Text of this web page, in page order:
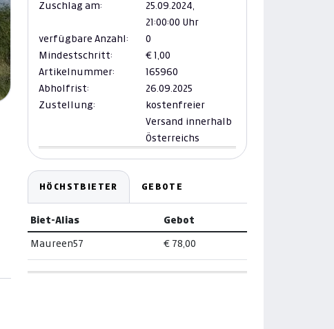
Zuschlag am:
25.09.2024,
21:00:00 Uhr
verfügbare Anzahl:
0
Mindestschritt:
€ 1,00
Artikelnummer:
165960
Abholfrist:
26.09.2025
Zustellung:
kostenfreier
Versand innerhalb
Österreichs
HÖCHSTBIETER GEBOTE
Biet-Alias Gebot
Maureen57 € 78,00